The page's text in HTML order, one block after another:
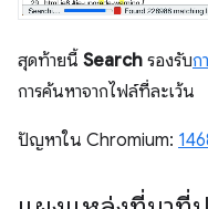
สุดท้ายนี้ Search รองรับก
การค้นหาจากไฟล์ที่ละเว้น
ปัญหาใน Chromium: